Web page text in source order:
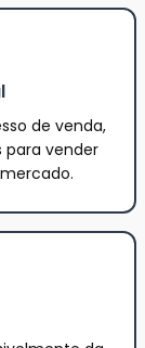
de venda,
vender